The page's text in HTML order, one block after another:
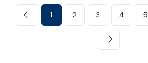
1 2 3 4 5